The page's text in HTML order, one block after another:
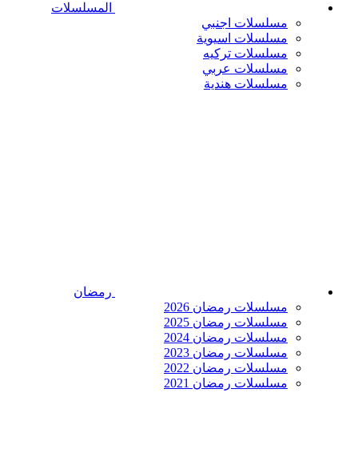
المسلسلات
مسلسلات اجنبي
مسلسلات اسيوية
مسلسلات تركيه
مسلسلات عربي
مسلسلات هندية
رمضان
مسلسلات رمضان 2026
مسلسلات رمضان 2025
مسلسلات رمضان 2024
مسلسلات رمضان 2023
مسلسلات رمضان 2022
مسلسلات رمضان 2021